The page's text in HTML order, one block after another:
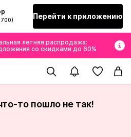
Перейти к приложению
летняя распродажа:
со скидками до 60%
то пошло не так!